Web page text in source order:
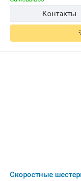
Контакты
Скоростные